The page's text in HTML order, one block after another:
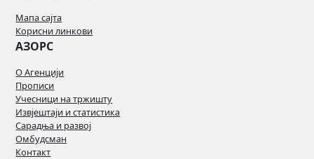
Мапа сајта
Корисни линкови
АЗОРС
О Агенцији
Прописи
Учесници на тржишту
Извјештаји и статистика
Сарадња и развој
Омбудсман
Контакт